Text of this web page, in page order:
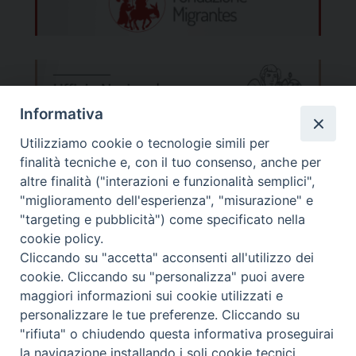
Chiesa è il “Corpo e Sangue di Gesù”.
(Adeste)
Paolo II e il patriarca Teoctist si
incontrarono e cioè: “Unitate, unitate!”. Un
iscritto anche parenti che, per l’occasione,
verranno dall’Italia per incontrare il Papa.
Molti nostri connazionali si sono offerti per
aiutare come volontari e, tra questi, ci sono
anche alcuni alpini appartenenti alla sezione
Danubiana dell’ANA, che comprende
appunto la Romania. Un po’ tutti stiamo
pregando affinché la visita di papa
Francesco dia un energico impulso al
cammino ecumenico, ma soprattutto dia un
forte impulso affinché aumenti la fede in
Migrantes Online
Fondazione Migrantes
© 2026 WebSeed
Informativa
Utilizziamo cookie o tecnologie simili per
finalità tecniche e, con il tuo consenso, anche per
altre finalità ("interazioni e funzionalità semplici",
"miglioramento dell'esperienza", "misurazione" e
"targeting e pubblicità") come specificato nella
cookie policy.
Cliccando su "accetta" acconsenti all'utilizzo dei
cookie. Cliccando su "personalizza" puoi avere
maggiori informazioni sui cookie utilizzati e
personalizzare le tue preferenze. Cliccando su
"rifiuta" o chiudendo questa informativa proseguirai